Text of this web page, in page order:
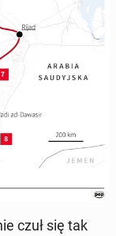
czuł się tak